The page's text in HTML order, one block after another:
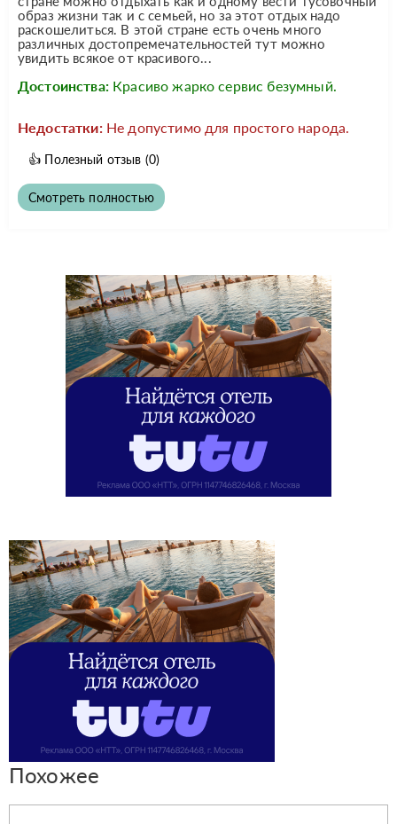
образ жизни так и с семьей, но за этот отдых надо
раскошелиться. В этой стране есть очень много
различных достопремечательностей тут можно
увидить всякое от красивого...
Достоинства: Красиво жарко сервис безумный.
Недостатки: Не допустимо для простого народа.
👍 Полезный отзыв (0)
Смотреть полностью
Похожее